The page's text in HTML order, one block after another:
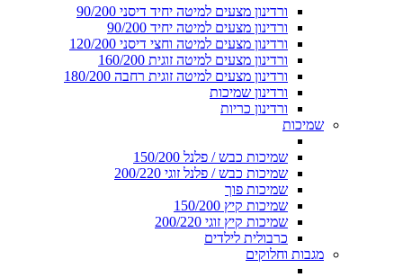
ורדינון מצעים למיטה יחיד דיסני 90/200
ורדינון מצעים למיטה יחיד 90/200
ורדינון מצעים למיטה וחצי דיסני 120/200
ורדינון מצעים למיטה זוגית 160/200
ורדינון מצעים למיטה זוגית רחבה 180/200
ורדינון שמיכות
ורדינון כריות
שמיכות
שמיכות כבש / פלנל 150/200
שמיכות כבש / פלנל זוגי 200/220
שמיכות פוך
שמיכות קיץ 150/200
שמיכות קיץ זוגי 200/220
כרבולית לילדים
מגבות וחלוקים